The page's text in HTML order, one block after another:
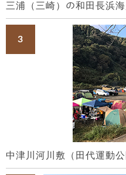
三浦（三崎）の和田長浜
中津川河川敷（田代運動